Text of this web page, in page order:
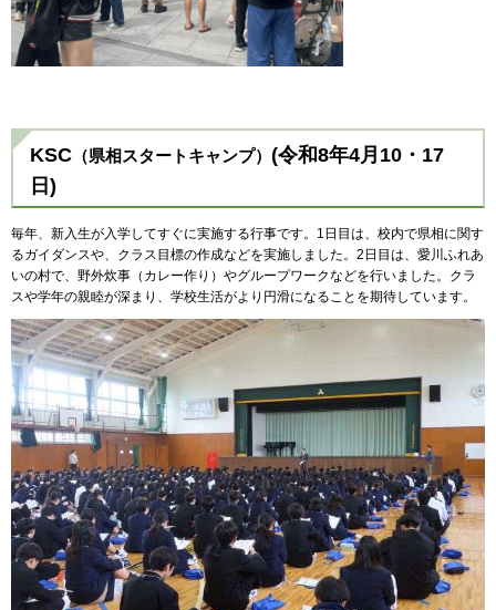
KSC （県相スタートキャンプ） (令和8年4月10・17
日)
毎年、新入生が入学してすぐに実施する行事です。1日目は、校内で県相に関す
るガイダンスや、クラス目標の作成などを実施しました。2日目は、愛川ふれあ
いの村で、野外炊事（カレー作り）やグループワークなどを行いました。クラ
スや学年の親睦が深まり、学校生活がより円滑になることを期待しています。